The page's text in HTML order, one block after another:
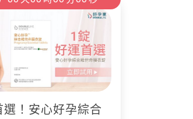
選！安心好孕綜合